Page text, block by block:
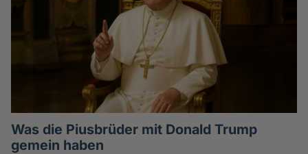
Was die Piusbrüder mit Donald Trump
gemein haben